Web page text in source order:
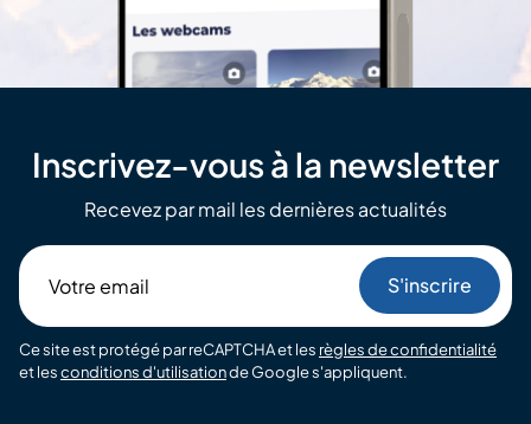
Inscrivez-vous à la newsletter
Recevez par mail les dernières actualités
email
Ce site est protégé par reCAPTCHA et les règles de confidentialité
et lesconditions d'utilisationde Google s'appliquent.